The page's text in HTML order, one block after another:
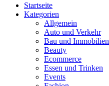
Startseite
Kategorien
Allgemein
Auto und Verkehr
Bau und Immobilien
Beauty
Ecommerce
Essen und Trinken
Events